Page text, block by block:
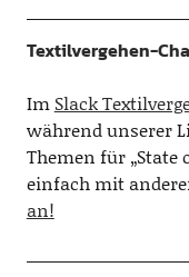
Textilvergehen-
Im Slack
während unserer
Themen für „State
einfach mit
an!